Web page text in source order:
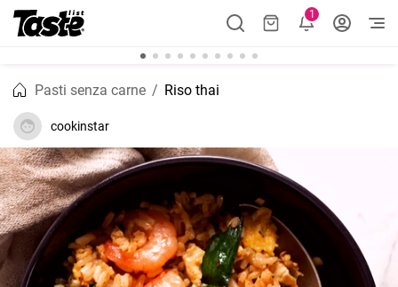
1
Pasti senza carne Riso thai
cookinstar